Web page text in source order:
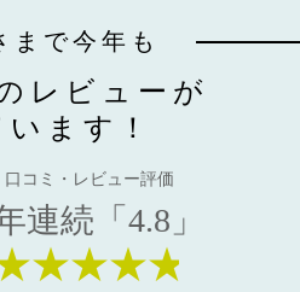
まで今年も
レビューが
ます！
口コミ・レビュー評価
連続「4.8」